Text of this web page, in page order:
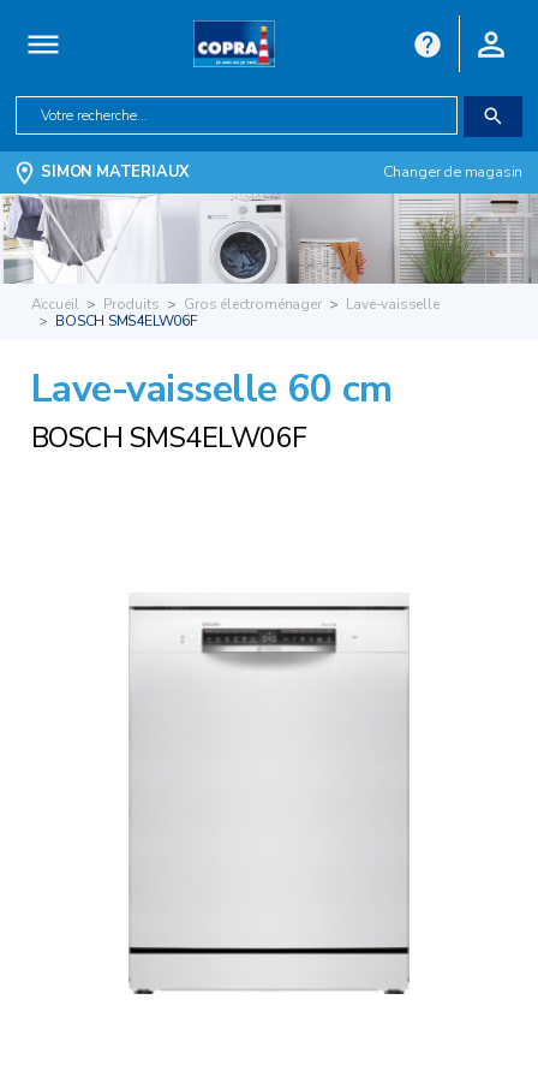
SIMON MATERIAUX Changer de magasin
Accueil Produits Gros électroménager
Lave-vaisselle
BOSCH SMS4ELW06F
Lave-vaisselle 60 cm
BOSCH SMS4ELW06F